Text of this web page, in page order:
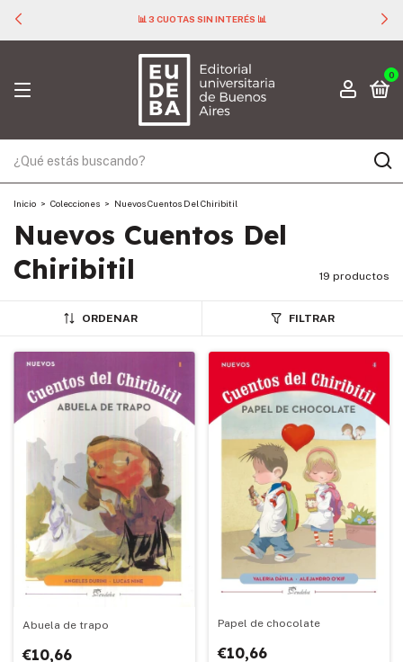
📊 3 CUOTAS SIN INTERÉS 📊
0
Inicio > Colecciones > Nuevos Cuentos Del Chiribitil
Nuevos Cuentos Del
Chiribitil
19 productos
ORDENAR FILTRAR
Abuela de trapo
€10,66
Papel de chocolate
€10,66